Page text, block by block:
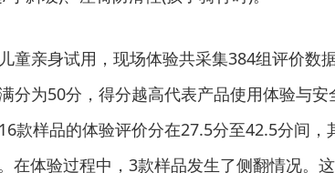
亲身试用，现场体验共采集384组评价数
分为50分，得分越高代表产品使用体验与
款样品的体验评价分在27.5分至42.5分间，
在体验过程中，3款样品发生了侧翻情况。